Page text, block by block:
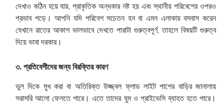
দেখাও কঠিন হয়ে যায়, প্রাকৃতিক অন্ধকার নষ্ট হয় এবং স্থানীয় পরিবেশের ওপরও
প্রভাব পড়ে। আপনি যদি পরিবেশ সচেতন হন বা এমন এলাকায় বসবাস করেন
যেখানে রাতের আকাশ ভালভাবে দেখতে পারাটা গুরুত্বপূর্ণ, তাহলে বিষয়টি গুরুত্ব
দিয়ে ভাবা দরকার।
৩. প্রতিবেশীদের জন্য বিরক্তির কারণ
ভুল দিকে মুখ করা বা অতিরিক্ত উজ্জ্বল ফ্লাড লাইট পাশের বাড়ির জানালায়
সরাসরি আলো ফেলতে পারে। এতে তাদের ঘুম ও প্রাইভেসি ব্যাহত হতে পারে।